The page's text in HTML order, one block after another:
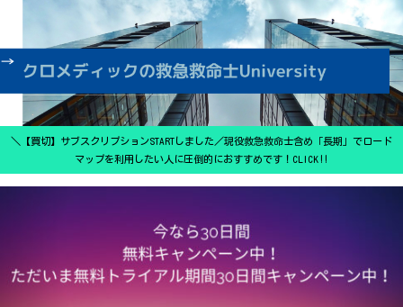
＼【買切】サブスクリプションSTARTしました／現役救急救命士含め「長期」でロード
マップを利用したい人に圧倒的におすすめです！CLICK‼